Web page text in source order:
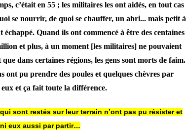
c’était en 55 ; les militaires les ont aidés, en tout cas
se nourrir, de quoi se chauffer, un abri... mais petit à
Quand ils ont commencé à être des centaines
et plus, à un moment [les militaires] ne pouvaient
dans certaines régions, les gens sont morts de faim.
ont pu prendre des poules et quelques chèvres par
eux et ça fait toute la différence.
sont restés sur leur terrain n’ont pas pu résister et
eux aussi par partir…